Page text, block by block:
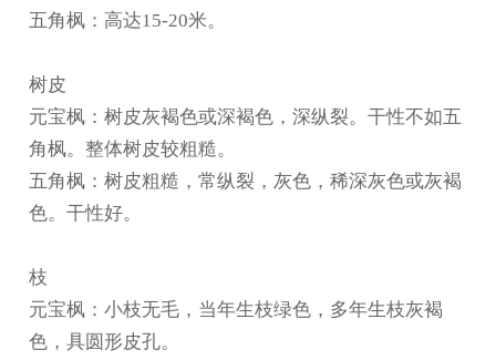
五角枫：高达15-20米。
树皮
元宝枫：树皮灰褐色或深褐色，深纵裂。干性不如五
角枫。整体树皮较粗糙。
五角枫：树皮粗糙，常纵裂，灰色，稀深灰色或灰褐
色。干性好。
枝
元宝枫：小枝无毛，当年生枝绿色，多年生枝灰褐
色，具圆形皮孔。